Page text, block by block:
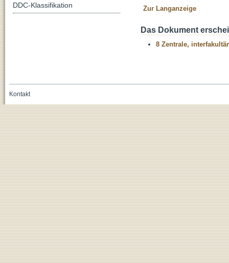
Zur Langanzeige
Das Dokument
8 Zentrale,
DDC-Klassifikation
Kontakt